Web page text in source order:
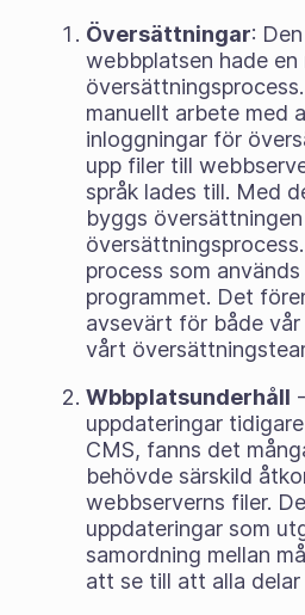
Översättningar:
webbplatsen hade
manuellt arbete med
inloggningar för
upp filer till
språk lades till. Med
byggs
process som
programmet. Det
avsevärt för både
vårt
Wbbplatsunderhåll
uppdateringar
CMS, fanns det
behövde särskild
webbserverns filer.
uppdateringar som
samordning mellan
att se till att alla delar